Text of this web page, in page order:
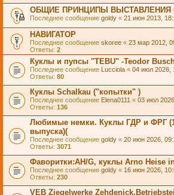
ОБЩИЕ ПРИНЦИПЫ ВЫСТАВЛЕНИЯ
Последнее сообщение goldy « 21 июн 2013,
НАВИГАТОР
Последнее сообщение skoree « 23 мар 2012,
Ответы: 2
Куклы и пупсы "TEBU" -Теоdor
Последнее сообщение Lucciola « 04 июл 2026,
Ответы: 80
Куклы Sсhаlkau ("копытки" )
Последнее сообщение Elena0111 « 03 июл
Ответы: 136
Любимые немки. Куклы ГДР и ФРГ
выпуска)(
Последнее сообщение goldy « 20 июн 2026,
Ответы: 3071
Фаворитки:AH/G, куклы Arno Heise
Последнее сообщение goldy « 16 июн 2026,
Ответы: 230
VEB Ziegelwerke